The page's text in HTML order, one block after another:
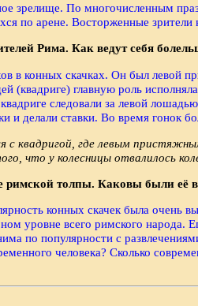
зрелище. По многочисленным
по арене. Восторженные зрители
Рима. Как ведут себя
конных скачках. Он был левой
главную роль
следовали за левой
и делали ставки. Во время
с квадригой, где левым
что у колесницы отвалилось
римской толпы. Каковы были её
конных скачек была очень
уровне всего римского
по популярности с
человека? Сколько